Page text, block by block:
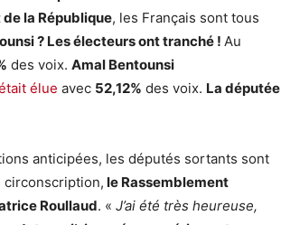
la République, les Français sont tous
? Les électeurs ont tranché ! Au
des voix. Amal Bentounsi
élue avec 52,12% des voix. La députée
anticipées, les députés sortants sont
circonscription, le Rassemblement
Roullaud. « J’ai été très heureuse,